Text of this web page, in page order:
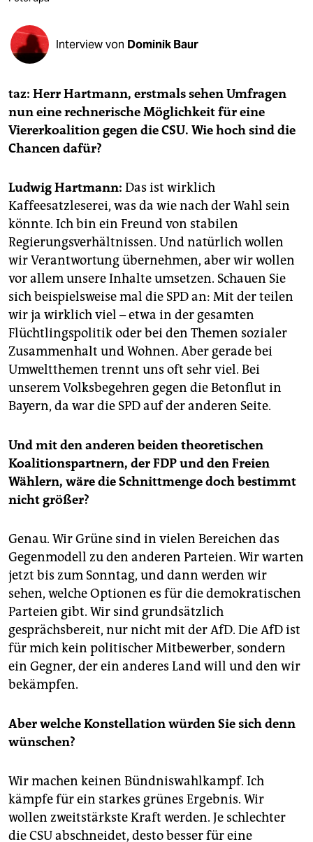
fragen & hilfe
unterstützen
genossenschaft
epaper login
Interview von Dominik Baur
taz: Herr Hartmann, erstmals sehen Umfragen
nun eine rechnerische Möglichkeit für eine
Viererkoalition gegen die CSU. Wie hoch sind die
Chancen dafür?
Ludwig Hartmann: Das ist wirklich
Kaffeesatzleserei, was da wie nach der Wahl sein
könnte. Ich bin ein Freund von stabilen
Regierungsverhältnissen. Und natürlich wollen
wir Verantwortung übernehmen, aber wir wollen
vor allem unsere Inhalte umsetzen. Schauen Sie
sich beispielsweise mal die SPD an: Mit der teilen
wir ja wirklich viel – etwa in der gesamten
Flüchtlingspolitik oder bei den Themen sozialer
Zusammenhalt und Wohnen. Aber gerade bei
Umweltthemen trennt uns oft sehr viel. Bei
unserem Volksbegehren gegen die Betonflut in
Bayern, da war die SPD auf der anderen Seite.
Und mit den anderen beiden theoretischen
Koalitionspartnern, der FDP und den Freien
Wählern, wäre die Schnittmenge doch bestimmt
nicht größer?
Genau. Wir Grüne sind in vielen Bereichen das
Gegenmodell zu den anderen Parteien. Wir warten
jetzt bis zum Sonntag, und dann werden wir
sehen, welche Optionen es für die demokratischen
Parteien gibt. Wir sind grundsätzlich
gesprächsbereit, nur nicht mit der AfD. Die AfD ist
für mich kein politischer Mitbewerber, sondern
ein Gegner, der ein anderes Land will und den wir
bekämpfen.
Aber welche Konstellation würden Sie sich denn
wünschen?
Wir machen keinen Bündniswahlkampf. Ich
kämpfe für ein starkes grünes Ergebnis. Wir
wollen zweitstärkste Kraft werden. Je schlechter
die CSU abschneidet, desto besser für eine